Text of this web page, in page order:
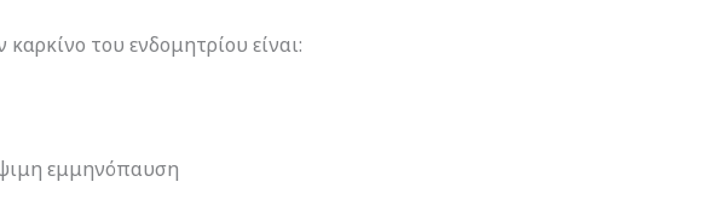
του ενδομητρίου είναι:
εμμηνόπαυση